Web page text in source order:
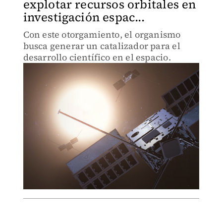
explotar recursos orbitales en
investigación espac...
Con este otorgamiento, el organismo
busca generar un catalizador para el
desarrollo científico en el espacio.